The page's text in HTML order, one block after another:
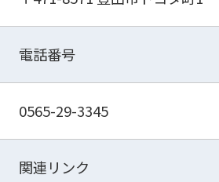
電話番号
0565-29-3345
関連リンク